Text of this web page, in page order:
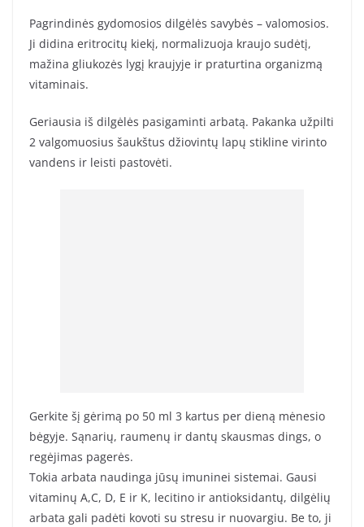
Pagrindinės gydomosios dilgėlės savybės – valomosios.
Ji didina eritrocitų kiekį, normalizuoja kraujo sudėtį,
mažina gliukozės lygį kraujyje ir praturtina organizmą
vitaminais.
Geriausia iš dilgėlės pasigaminti arbatą. Pakanka užpilti
2 valgomuosius šaukštus džiovintų lapų stikline virinto
vandens ir leisti pastovėti.
Gerkite šį gėrimą po 50 ml 3 kartus per dieną mėnesio
bėgyje. Sąnarių, raumenų ir dantų skausmas dings, o
regėjimas pagerės.
Tokia arbata naudinga jūsų imuninei sistemai. Gausi
vitaminų A,C, D, E ir K, lecitino ir antioksidantų, dilgėlių
arbata gali padėti kovoti su stresu ir nuovargiu. Be to, ji